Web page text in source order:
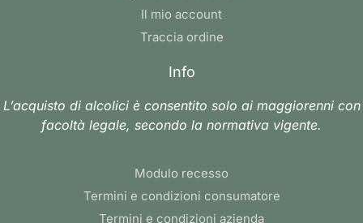
Il mio account
Traccia ordine
Info
L’acquisto di alcolici è consentito solo ai maggiorenni con
facoltà legale, secondo la normativa vigente.
Modulo recesso
Termini e condizioni consumatore
Termini e condizioni azienda